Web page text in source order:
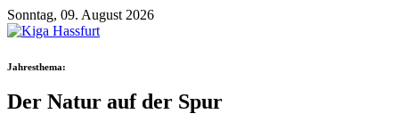
Sonntag, 09. August 2026
Jahresthema:
Der Natur auf der Spur